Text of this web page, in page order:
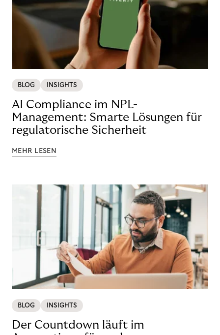
BLOG INSIGHTS
AI Compliance im NPL-
Management: Smarte Lösungen für
regulatorische Sicherheit
MEHR LESEN
BLOG INSIGHTS
Der Countdown läuft im